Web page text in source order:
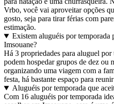
Vrbo, você vai aproveitar opções
gosto, seja para tirar férias com
estimação.
Existem aluguéis por temporada
Imsouane?
Há 3 propriedades para aluguel
podem hospedar grupos de dez ou
organizando uma viagem com a
festa, há bastante espaço para
Aluguéis por temporada que
Com 16 aluguéis por temporada